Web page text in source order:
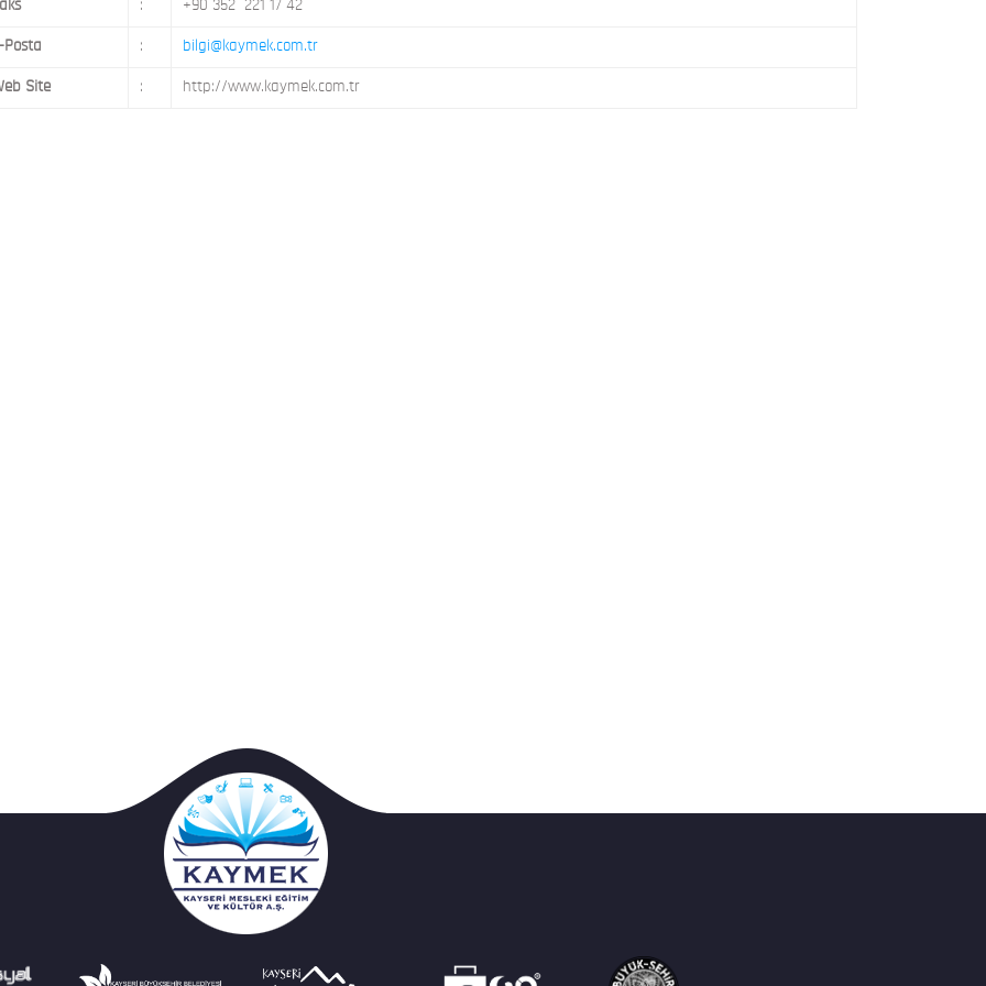
: +90 352 221 17 42
Posta : bilgi@kaymek.com.tr
Site : http://www.kaymek.com.tr